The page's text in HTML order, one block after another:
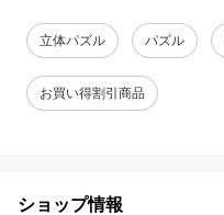
立体パズル パズル
お買い得割引商品
ショップ情報